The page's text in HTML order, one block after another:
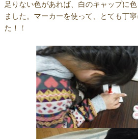
足りない色があれば、白のキャップに
ました。マーカーを使って、とても丁
た！！